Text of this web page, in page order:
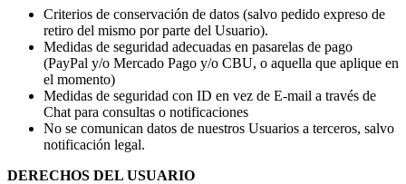
Criterios de conservación de datos (salvo pedido expreso de
retiro del mismo por parte del Usuario).
Medidas de seguridad adecuadas en pasarelas de pago
(PayPal y/o Mercado Pago y/o CBU, o aquella que aplique en
el momento)
Medidas de seguridad con ID en vez de E-mail a través de
Chat para consultas o notificaciones
No se comunican datos de nuestros Usuarios a terceros, salvo
notificación legal.
DERECHOS DEL USUARIO